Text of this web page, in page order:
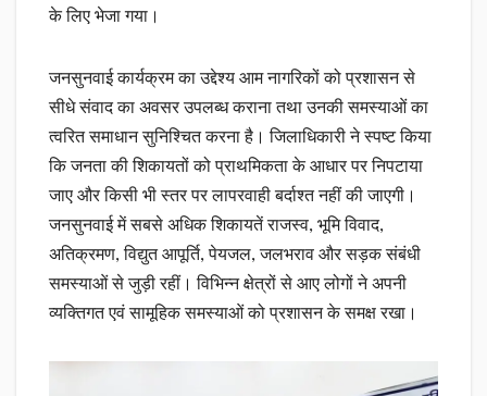
के लिए भेजा गया।
जनसुनवाई कार्यक्रम का उद्देश्य आम नागरिकों को प्रशासन से
सीधे संवाद का अवसर उपलब्ध कराना तथा उनकी समस्याओं का
त्वरित समाधान सुनिश्चित करना है। जिलाधिकारी ने स्पष्ट किया
कि जनता की शिकायतों को प्राथमिकता के आधार पर निपटाया
जाए और किसी भी स्तर पर लापरवाही बर्दाश्त नहीं की जाएगी।
जनसुनवाई में सबसे अधिक शिकायतें राजस्व, भूमि विवाद,
अतिक्रमण, विद्युत आपूर्ति, पेयजल, जलभराव और सड़क संबंधी
समस्याओं से जुड़ी रहीं। विभिन्न क्षेत्रों से आए लोगों ने अपनी
व्यक्तिगत एवं सामूहिक समस्याओं को प्रशासन के समक्ष रखा।